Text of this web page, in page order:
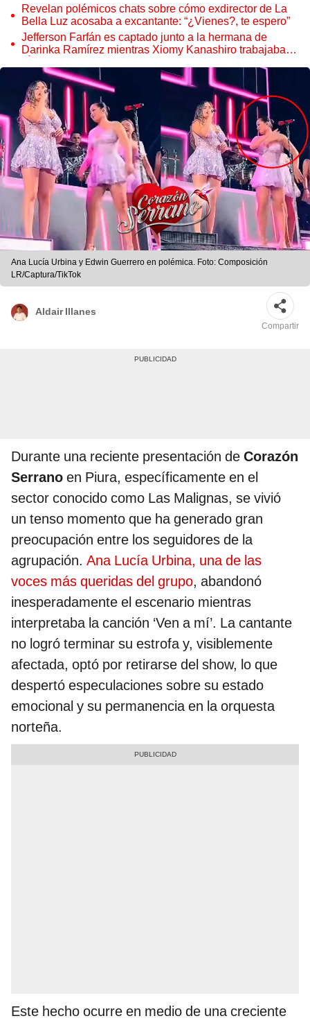
Revelan polémicos chats sobre cómo exdirector de La
Bella Luz acosaba a excantante: “¿Vienes?, te espero”
Jefferson Farfán es captado junto a la hermana de
Darinka Ramírez mientras Xiomy Kanashiro trabajaba:
Ana Lucía Urbina y Edwin Guerrero en polémica. Foto: Composición
LR/Captura/TikTok
Aldair Illanes
Compartir
Durante una reciente presentación de Corazón
Serrano en Piura, específicamente en el
sector conocido como Las Malignas, se vivió
un tenso momento que ha generado gran
preocupación entre los seguidores de la
agrupación. Ana Lucía Urbina, una de las
voces más queridas del grupo, abandonó
inesperadamente el escenario mientras
interpretaba la canción ‘Ven a mí’. La cantante
no logró terminar su estrofa y, visiblemente
afectada, optó por retirarse del show, lo que
despertó especulaciones sobre su estado
emocional y su permanencia en la orquesta
norteña.
Este hecho ocurre en medio de una creciente